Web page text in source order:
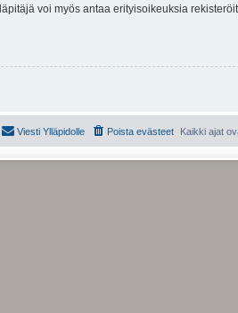
voi myös antaa erityisoikeuksia
Kaikki ajat
Poista evästeet
Viesti Ylläpidolle